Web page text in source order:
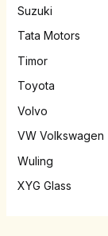
Suzuki
Tata Motors
Timor
Toyota
Volvo
VW Volkswagen
Wuling
XYG Glass